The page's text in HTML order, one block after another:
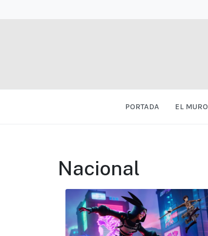
PORTADA EL MURO
Nacional